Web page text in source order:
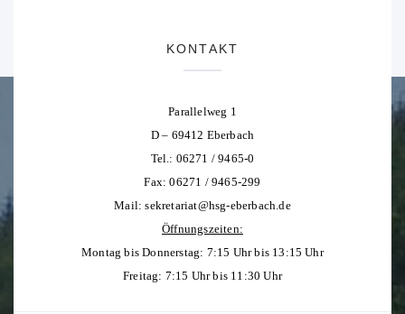
KONTAKT
Parallelweg 1
D – 69412 Eberbach
Tel.: 06271 / 9465-0
Fax: 06271 / 9465-299
Mail:sekretariat@hsg-eberbach.de
Öffnungszeiten:
Montag bis Donnerstag: 7:15 Uhr bis 13:15 Uhr
Freitag: 7:15 Uhr bis 11:30 Uhr